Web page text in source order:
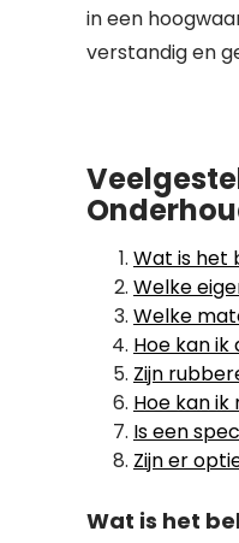
in een
verstandig en
Wat is het
Welke
Welke
Hoe kan
Zijn
Hoe kan
Is een
Zijn er
Wat is het